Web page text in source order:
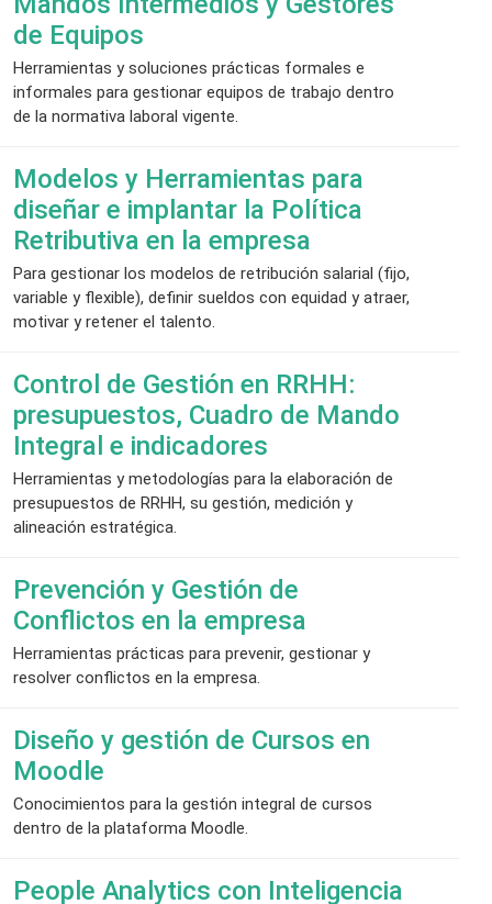
de Equipos
Herramientas y soluciones prácticas formales e
informales para gestionar equipos de trabajo dentro
de la normativa laboral vigente.
Modelos y Herramientas para
diseñar e implantar la Política
Retributiva en la empresa
Para gestionar los modelos de retribución salarial (fijo,
variable y flexible), definir sueldos con equidad y atraer,
motivar y retener el talento.
Control de Gestión en RRHH:
presupuestos, Cuadro de Mando
Integral e indicadores
Herramientas y metodologías para la elaboración de
presupuestos de RRHH, su gestión, medición y
alineación estratégica.
Prevención y Gestión de
Conflictos en la empresa
Herramientas prácticas para prevenir, gestionar y
resolver conflictos en la empresa.
Diseño y gestión de Cursos en
Moodle
Conocimientos para la gestión integral de cursos
dentro de la plataforma Moodle.
People Analytics con Inteligencia